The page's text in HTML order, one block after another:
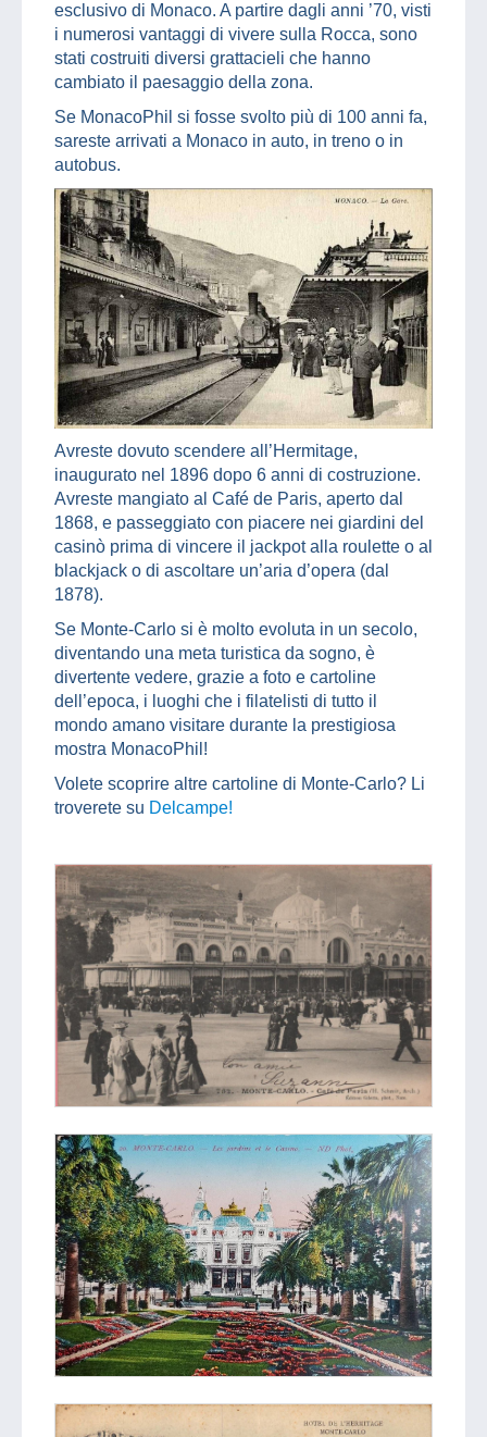
esclusivo di Monaco. A partire dagli anni ’70, visti
i numerosi vantaggi di vivere sulla Rocca, sono
stati costruiti diversi grattacieli che hanno
cambiato il paesaggio della zona.
Se MonacoPhil si fosse svolto più di 100 anni fa,
sareste arrivati a Monaco in auto, in treno o in
autobus.
Avreste dovuto scendere all’Hermitage,
inaugurato nel 1896 dopo 6 anni di costruzione.
Avreste mangiato al Café de Paris, aperto dal
1868, e passeggiato con piacere nei giardini del
casinò prima di vincere il jackpot alla roulette o al
blackjack o di ascoltare un’aria d’opera (dal
1878).
Se Monte-Carlo si è molto evoluta in un secolo,
diventando una meta turistica da sogno, è
divertente vedere, grazie a foto e cartoline
dell’epoca, i luoghi che i filatelisti di tutto il
mondo amano visitare durante la prestigiosa
mostra MonacoPhil!
Volete scoprire altre cartoline di Monte-Carlo? Li
troverete su Delcampe!